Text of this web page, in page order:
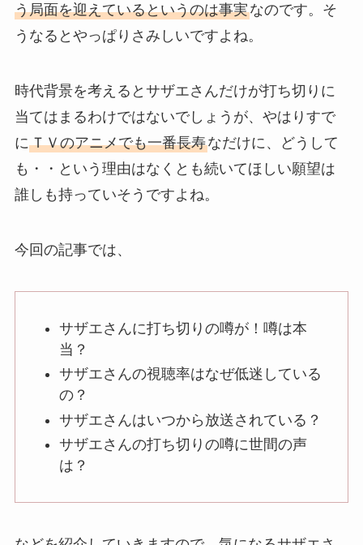
う局面を迎えているというのは事実なのです。そ
うなるとやっぱりさみしいですよね。
時代背景を考えるとサザエさんだけが打ち切りに
当てはまるわけではないでしょうが、やはりすで
にＴＶのアニメでも一番長寿なだけに、どうして
も・・という理由はなくとも続いてほしい願望は
誰しも持っていそうですよね。
今回の記事では、
サザエさんに打ち切りの噂が！噂は本
当？
サザエさんの視聴率はなぜ低迷している
の？
サザエさんはいつから放送されている？
サザエさんの打ち切りの噂に世間の声
は？